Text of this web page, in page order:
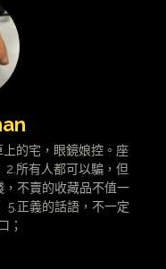
的宅，眼鏡娘控。座
2.所有人都可以騙，但
不賣的收藏品不值一
5.正義的話語，不一定
；